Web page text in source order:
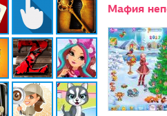
Мафия